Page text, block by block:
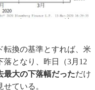
換の基準とすれば、米
となり、昨日（3月12
最大の下落幅だっただけ
ている。